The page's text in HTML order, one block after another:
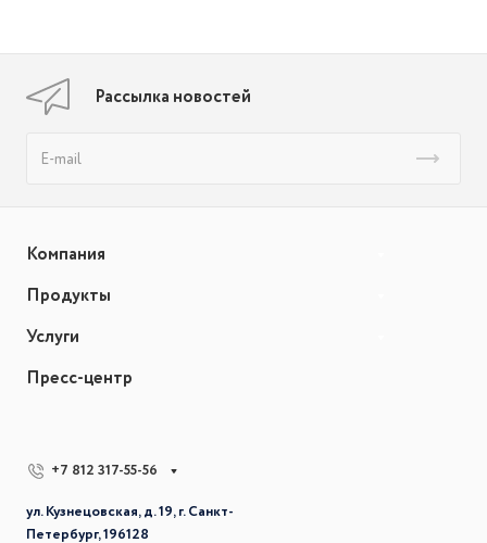
Рассылка новостей
Компания
Продукты
Услуги
Пресс-центр
+7 812 317-55-56
ул. Кузнецовская, д. 19, г. Санкт-
Петербург, 196128